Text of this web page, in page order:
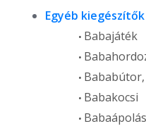
Egyéb kiegészítők
Babajáték
Babakocsi